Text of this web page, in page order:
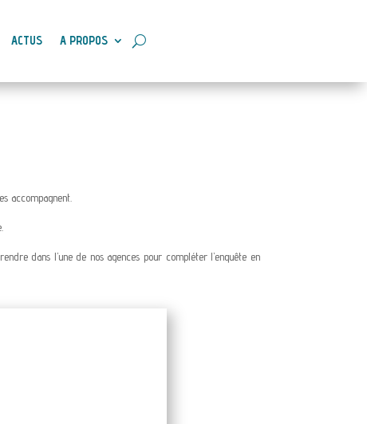
ACTUS A PROPOS
accompagnent.
dans l’une de nos agences pour compléter l’enquête en